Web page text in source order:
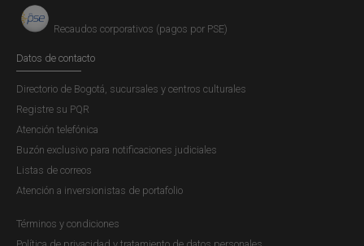
Recaudos corporativos (pagos por PSE)
Datos de contacto
Directorio de Bogotá, sucursales y centros culturales
Registre su PQR
Atención telefónica
Buzón exclusivo para notificaciones judiciales
Listas de correos
Atención a inversionistas de portafolio
Términos y condiciones